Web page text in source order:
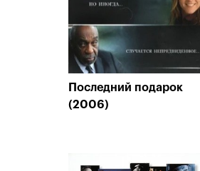
Последний подарок
(2006)